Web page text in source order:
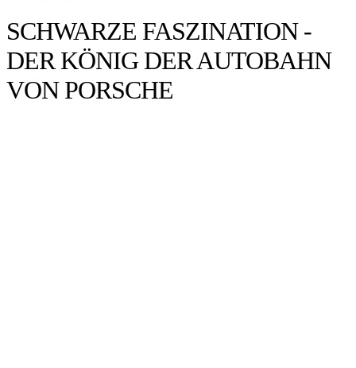
SCHWARZE FASZINATION -
DER KÖNIG DER AUTOBAHN
VON PORSCHE